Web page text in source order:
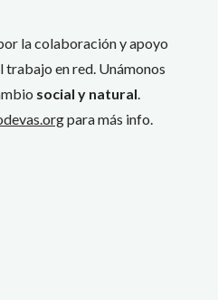
la colaboración y apoyo
trabajo en red. Unámonos
social y natural
para más info.